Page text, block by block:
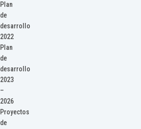
Plan
de
desarrollo
2022
Plan
de
desarrollo
2023
–
2026
Proyectos
de